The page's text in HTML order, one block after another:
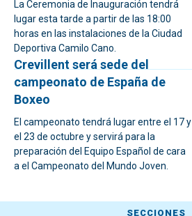
La Ceremonia de Inauguración tendrá
lugar esta tarde a partir de las 18:00
horas en las instalaciones de la Ciudad
Deportiva Camilo Cano.
Crevillent será sede del
campeonato de España de
Boxeo
El campeonato tendrá lugar entre el 17 y
el 23 de octubre y servirá para la
preparación del Equipo Español de cara
a el Campeonato del Mundo Joven.
SECCIONES